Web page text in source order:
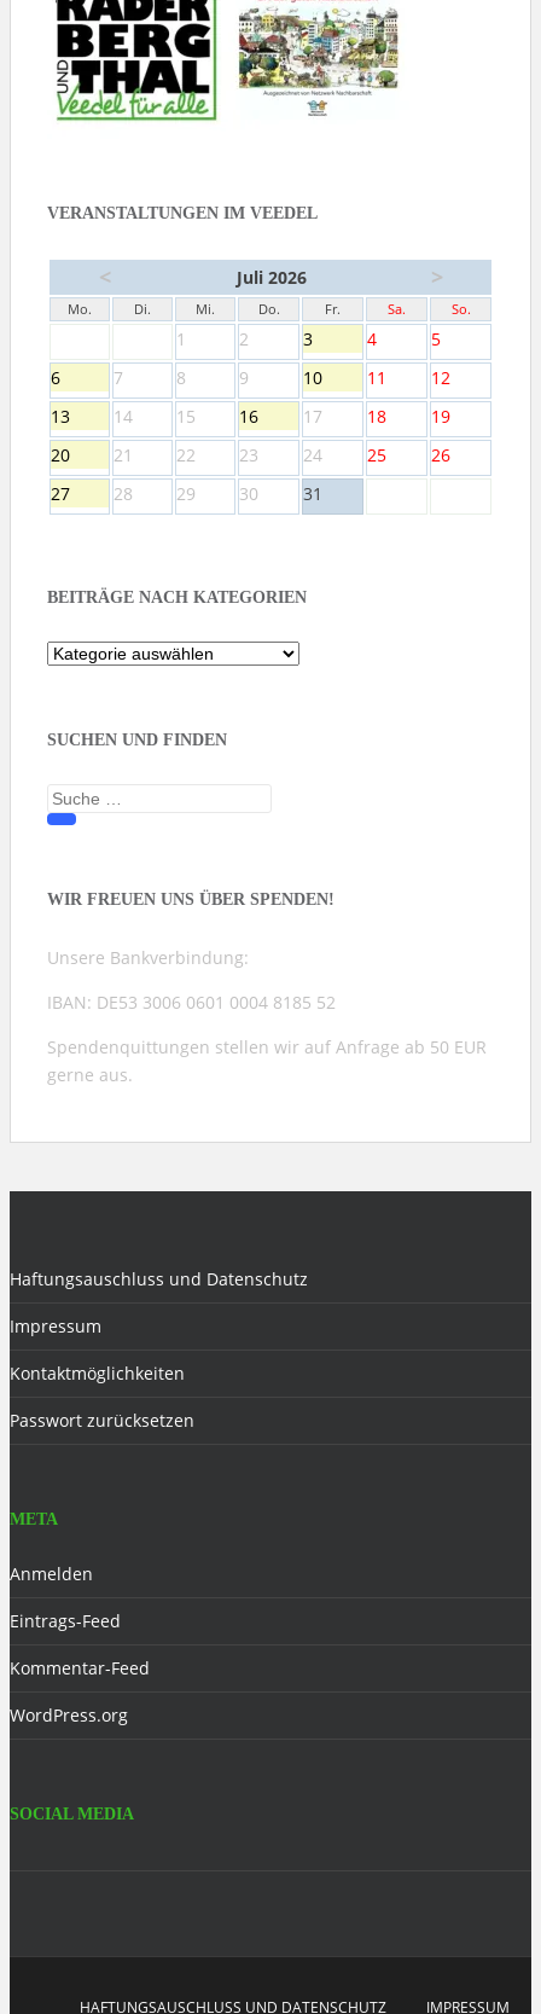
VERANSTALTUNGEN IM VEEDEL
< Juli 2026 >
Mo. Di. Mi. Do. Fr. Sa. So.
1 2 3 4
5
6
7 8 9 10 11
12
13
14 15 16 17 18
19
20
21 22 23 24 25
26
27
28 29 30 31
BEITRÄGE NACH KATEGORIEN
Beiträge
SUCHEN UND FINDEN
Suche
nach:
WIR FREUEN UNS ÜBER SPENDEN!
Unsere Bankverbindung:
IBAN: DE53 3006 0601 0004 8185 52
Spendenquittungen stellen wir auf Anfrage ab 50 EUR
gerne aus.
Haftungsauschluss und Datenschutz
Impressum
Kontaktmöglichkeiten
Passwort zurücksetzen
META
Anmelden
Eintrags-Feed
Kommentar-Feed
WordPress.org
SOCIAL MEDIA
HAFTUNGSAUSCHLUSS UND DATENSCHUTZ IMPRESSUM